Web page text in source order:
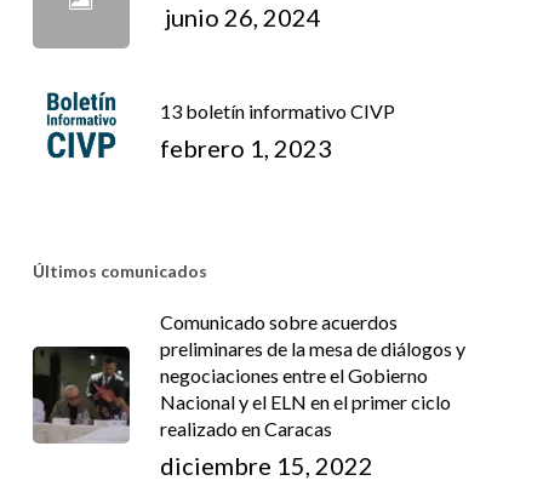
junio 26, 2024
13 boletín informativo CIVP
febrero 1, 2023
Últimos comunicados
Comunicado sobre acuerdos
preliminares de la mesa de diálogos y
negociaciones entre el Gobierno
Nacional y el ELN en el primer ciclo
realizado en Caracas
diciembre 15, 2022